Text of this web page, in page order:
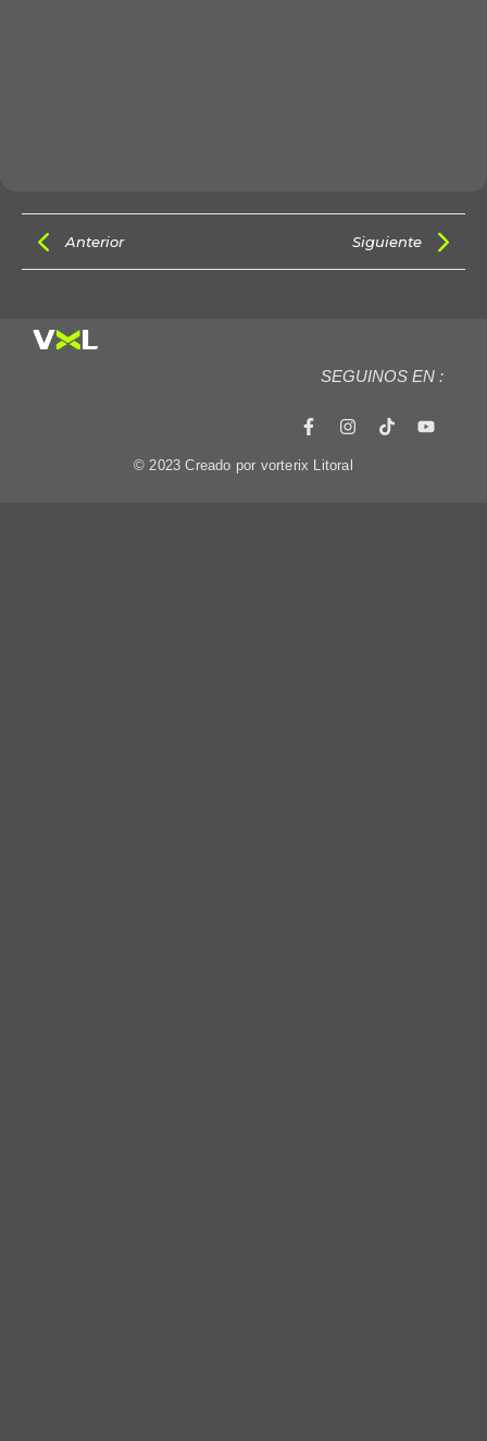
Anterior Siguiente
SEGUINOS EN :
© 2023 Creado por vorterix Litoral